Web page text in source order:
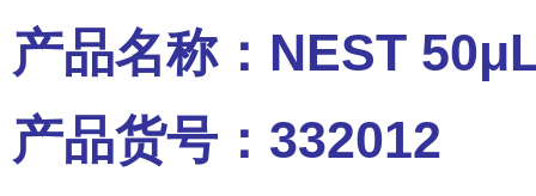
产品名称：NEST
产品货号：332012